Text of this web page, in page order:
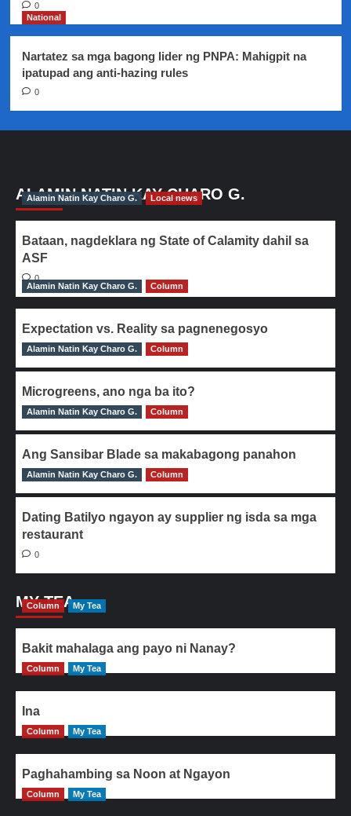
0
National
Nartatez sa mga bagong lider ng PNPA: Mahigpit na
ipatupad ang anti-hazing rules
0
ALAMIN NATIN KAY CHARO G.
Alamin Natin Kay Charo G. Local news
Bataan, nagdeklara ng State of Calamity dahil sa
ASF
0
Alamin Natin Kay Charo G.
Column
Expectation vs. Reality sa pagnenegosyo
0
Alamin Natin Kay Charo G. Column
Microgreens, ano nga ba ito?
0
Alamin Natin Kay Charo G. Column
Ang Sansibar Blade sa makabagong panahon
0
Alamin Natin Kay Charo G. Column
Dating Batilyo ngayon ay supplier ng isda sa mga
restaurant
0
MY TEA
Column My Tea
Bakit mahalaga ang payo ni Nanay?
Column My Tea
Ina
Column My Tea
Paghahambing sa Noon at Ngayon
Column My Tea